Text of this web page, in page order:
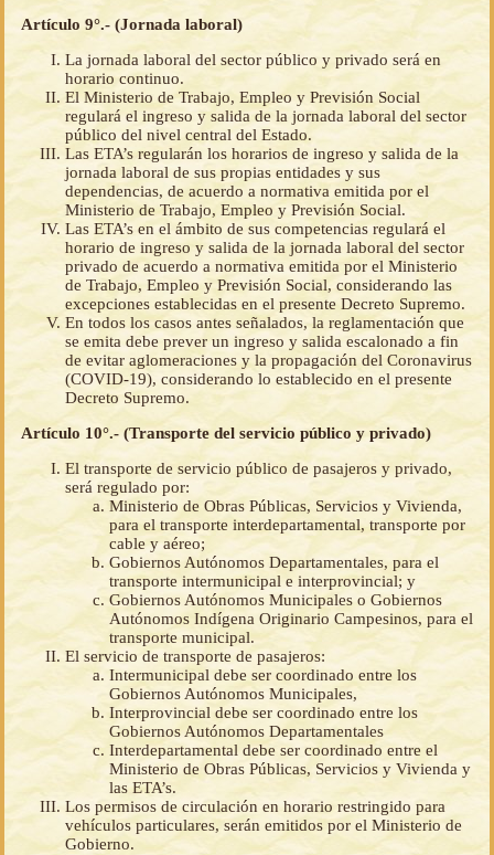
Artículo 9°.- (Jornada laboral)
La jornada laboral del sector público y privado será en
horario continuo.
El Ministerio de Trabajo, Empleo y Previsión Social
regulará el ingreso y salida de la jornada laboral del sector
público del nivel central del Estado.
Las ETA’s regularán los horarios de ingreso y salida de la
jornada laboral de sus propias entidades y sus
dependencias, de acuerdo a normativa emitida por el
Ministerio de Trabajo, Empleo y Previsión Social.
Las ETA’s en el ámbito de sus competencias regulará el
horario de ingreso y salida de la jornada laboral del sector
privado de acuerdo a normativa emitida por el Ministerio
de Trabajo, Empleo y Previsión Social, considerando las
excepciones establecidas en el presente Decreto Supremo.
En todos los casos antes señalados, la reglamentación que
se emita debe prever un ingreso y salida escalonado a fin
de evitar aglomeraciones y la propagación del Coronavirus
(COVID-19), considerando lo establecido en el presente
Decreto Supremo.
Artículo 10°.- (Transporte del servicio público y privado)
El transporte de servicio público de pasajeros y privado,
será regulado por:
Ministerio de Obras Públicas, Servicios y Vivienda,
para el transporte interdepartamental, transporte por
cable y aéreo;
Gobiernos Autónomos Departamentales, para el
transporte intermunicipal e interprovincial; y
Gobiernos Autónomos Municipales o Gobiernos
Autónomos Indígena Originario Campesinos, para el
transporte municipal.
El servicio de transporte de pasajeros:
Intermunicipal debe ser coordinado entre los
Gobiernos Autónomos Municipales,
Interprovincial debe ser coordinado entre los
Gobiernos Autónomos Departamentales
Interdepartamental debe ser coordinado entre el
Ministerio de Obras Públicas, Servicios y Vivienda y
las ETA’s.
Los permisos de circulación en horario restringido para
vehículos particulares, serán emitidos por el Ministerio de
Gobierno.